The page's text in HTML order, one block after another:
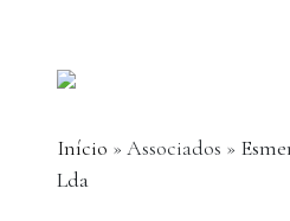
Início » Associados »
Lda